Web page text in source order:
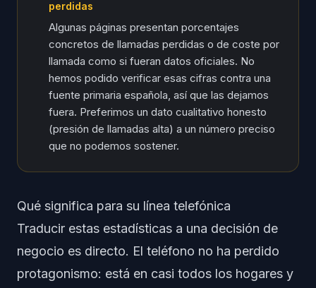
perdidas
Algunas páginas presentan porcentajes
concretos de llamadas perdidas o de coste por
llamada como si fueran datos oficiales. No
hemos podido verificar esas cifras contra una
fuente primaria española, así que las dejamos
fuera. Preferimos un dato cualitativo honesto
(presión de llamadas alta) a un número preciso
que no podemos sostener.
Qué significa para su línea telefónica
Traducir estas estadísticas a una decisión de
negocio es directo. El teléfono no ha perdido
protagonismo: está en casi todos los hogares y